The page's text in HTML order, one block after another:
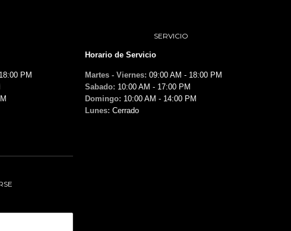
PM
SERVICIO
Horario de Servicio
Martes - Viernes: 09:00 AM - 18:00 PM
Sabado: 10:00 AM - 17:00 PM
Domingo: 10:00 AM - 14:00 PM
Lunes: Cerrado